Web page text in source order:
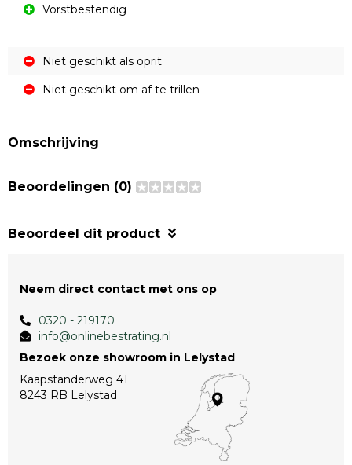
Vorstbestendig
Niet geschikt als oprit
Niet geschikt om af te trillen
Omschrijving
Beoordelingen (0)
Beoordeel dit product
Neem direct contact met ons op
0320 - 219170
info@onlinebestrating.nl
Bezoek onze showroom in Lelystad
Kaapstanderweg 41
8243 RB Lelystad